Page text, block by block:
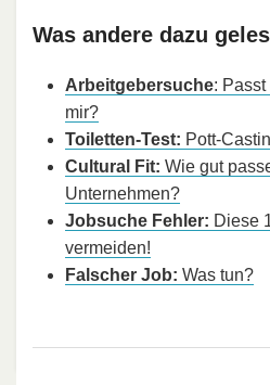
Was andere dazu
Arbeitgebersuche:
mir?
Toiletten-Test: Pott-
Cultural Fit: Wie gut
Unternehmen?
Jobsuche Fehler: Diese
vermeiden!
Falscher Job: Was tun?